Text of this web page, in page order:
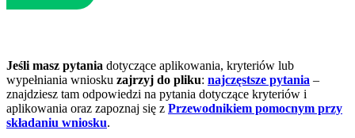
Jeśli masz pytania dotyczące aplikowania, kryteriów lub
wypełniania wniosku zajrzyj do pliku: najczęstsze pytania –
znajdziesz tam odpowiedzi na pytania dotyczące kryteriów i
aplikowania oraz zapoznaj się z Przewodnikiem pomocnym przy
składaniu wniosku.